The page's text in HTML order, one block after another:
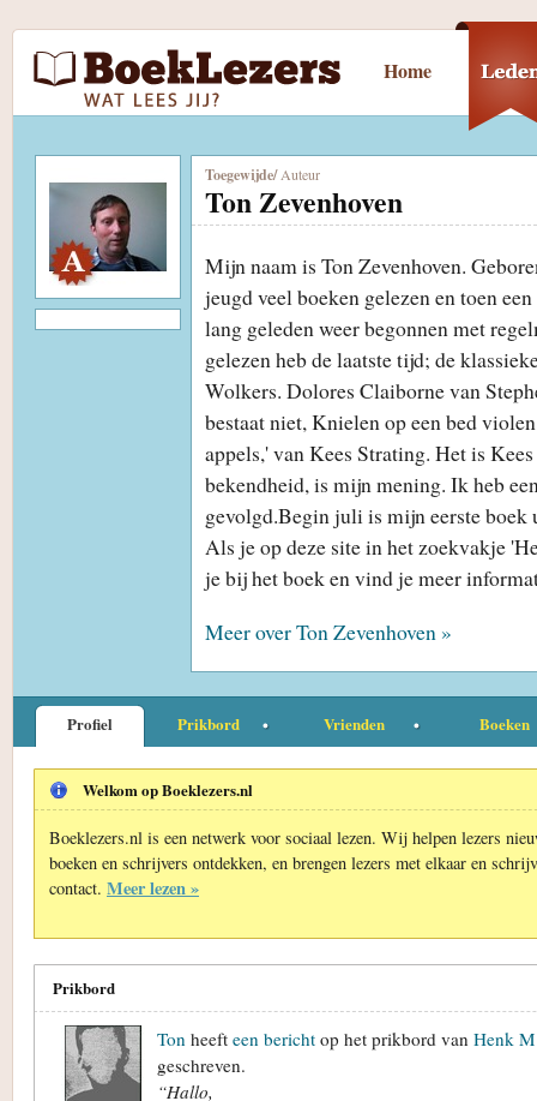
Home
Toegewijde/Auteur
Ton Zevenhoven
Mijn naam is Ton Zevenhoven.
jeugd veel boeken gelezen en toen
lang geleden weer begonnen met
gelezen heb de laatste tijd; de
Wolkers. Dolores Claiborne van
bestaat niet, Knielen op een bed
appels,' van Kees Strating. Het is
bekendheid, is mijn mening. Ik heb
gevolgd.Begin juli is mijn eerste boek
Als je op deze site in het zoekvakje
je bij het boek en vind je meer
Meer over Ton Zevenhoven »
Profiel Prikbord Vrienden Boeken
Welkom op Boeklezers.nl
Boeklezers.nl is een netwerk voor sociaal lezen. Wij helpen lezers
boeken en schrijvers ontdekken, en brengen lezers met elkaar en
contact. Meer lezen »
Prikbord
Ton heeft een bericht op het prikbord van Henk
geschreven.
“Hallo,